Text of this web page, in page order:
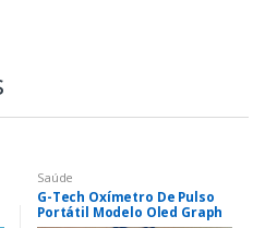
Saúde
G-Tech Oxímetro De Pulso
Portátil Modelo Oled Graph